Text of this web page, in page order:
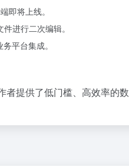
即将上线。
进行二次编辑。
平台集成。
提供了低门槛、高效率的